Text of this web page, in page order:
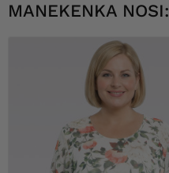
MANEKENKA NOSI: